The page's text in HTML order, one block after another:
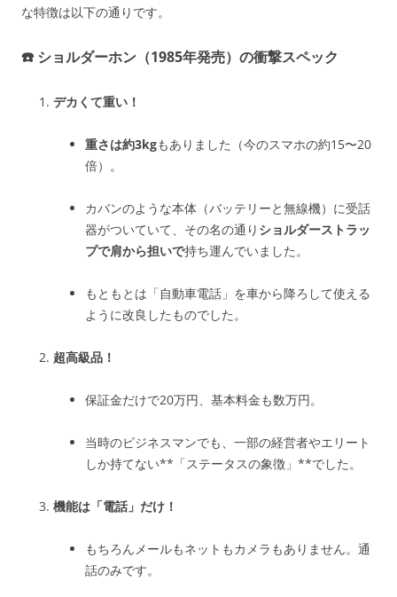
な特徴は以下の通りです。
☎️ ショルダーホン（1985年発売）の衝撃スペック
デカくて重い！
重さは約3kgもありました（今のスマホの約15〜20
倍）。
カバンのような本体（バッテリーと無線機）に受話
器がついていて、その名の通り ショルダーストラッ
プで肩から担いで持ち運んでいました。
もともとは「自動車電話」を車から降ろして使える
ように改良したものでした。
超高級品！
保証金だけで20万円、基本料金も数万円。
当時のビジネスマンでも、一部の経営者やエリート
しか持てない**「ステータスの象徴」**でした。
機能は「電話」だけ！
もちろんメールもネットもカメラもありません。通
話のみです。